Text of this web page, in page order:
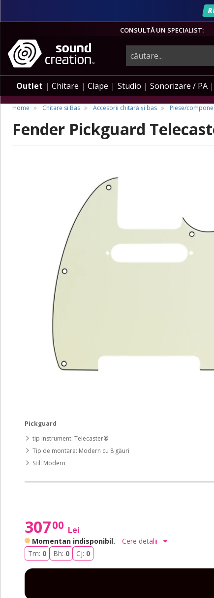
CONSULTĂ UN SPECIALIST:
instrumente
muzicale,
echipamente
pro-
Outlet Chitare Clape Studio Sonorizare / PA
Home Chitare si Bas Accesorii chitară și bas Piese/
Fender Pickguard
Pickguard
tip instrument: Telecaster®
Tip de montare: Modern cu 8 găuri
Stil: Modern
30700 Lei
Momentan indisponibil.
Cere detalii
Tm: 0 Bh: 0 Cj: 0